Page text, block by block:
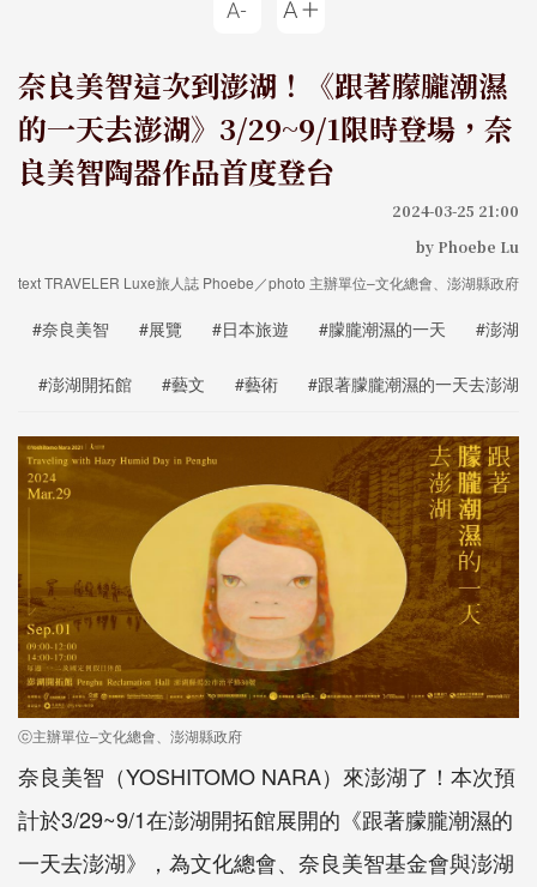
奈良美智這次到澎湖！《跟著朦朧潮濕
的一天去澎湖》3/29~9/1限時登場，奈
良美智陶器作品首度登台
2024-03-25 21:00
by Phoebe Lu
text TRAVELER Luxe旅人誌 Phoebe／photo 主辦單位–文化總會、澎湖縣政府
#奈良美智 #展覽 #日本旅遊 #朦朧潮濕的一天 #澎湖
#澎湖開拓館 #藝文 #藝術 #跟著朦朧潮濕的一天去澎湖
ⓒ主辦單位–文化總會、澎湖縣政府
奈良美智（YOSHITOMO NARA）來澎湖了！本次預
計於3/29~9/1在澎湖開拓館展開的《跟著朦朧潮濕的
一天去澎湖》，為文化總會、奈良美智基金會與澎湖